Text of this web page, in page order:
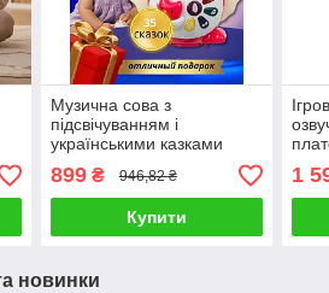
Музична сова з
підсвічуванням і
українськими казками
вікторинами Інтерактивна
іграшка з піснями крила
рухаються
899₴ 946,82 ₴
Купити
1
новинки